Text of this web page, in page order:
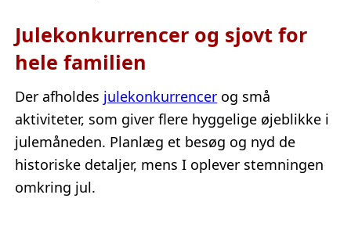
Julekonkurrencer og sjovt for
hele familien
Der afholdes julekonkurrencer og små
aktiviteter, som giver flere hyggelige øjeblikke i
julemåneden. Planlæg et besøg og nyd de
historiske detaljer, mens I oplever stemningen
omkring jul.